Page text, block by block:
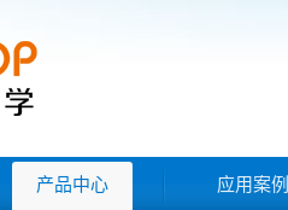
产品中心 应用案例